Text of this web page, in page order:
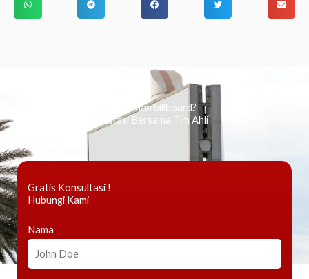
Ingin tahu tentang periklanan billboard?
Kami Berikan Konsultasi Bersama Tim Ahli
Gratis Konsultasi !
Hubungi Kami
Nama